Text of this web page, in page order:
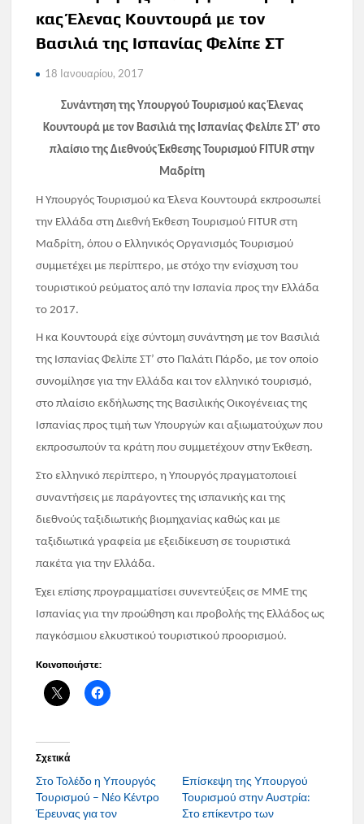
κας Έλενας Κουντουρά με τον
Βασιλιά της Ισπανίας Φελίπε ΣΤ
18 Ιανουαρίου, 2017
Συνάντηση της Υπουργού Τουρισμού κας Έλενας
Κουντουρά με τον Βασιλιά της Ισπανίας Φελίπε ΣΤ’ στο
πλαίσιο της Διεθνούς Έκθεσης Τουρισμού FITURστην
Μαδρίτη
H Υπουργός Τουρισμού κα Έλενα Κουντουρά εκπροσωπεί
την Ελλάδα στη Διεθνή Έκθεση Τουρισμού FITUR στη
Μαδρίτη, όπου ο Ελληνικός Οργανισμός Τουρισμού
συμμετέχει με περίπτερο, με στόχο την ενίσχυση του
τουριστικού ρεύματος από την Ισπανία προς την Ελλάδα
το 2017.
Η κα Κουντουρά είχε σύντομη συνάντηση με τον Βασιλιά
της Ισπανίας Φελίπε ΣΤ’ στο Παλάτι Πάρδο, με τον οποίο
συνομίλησε για την Ελλάδα και τον ελληνικό τουρισμό,
στο πλαίσιο εκδήλωσης της Βασιλικής Οικογένειας της
Ισπανίας προς τιμή των Υπουργών και αξιωματούχων που
εκπροσωπούν τα κράτη που συμμετέχουν στην Έκθεση.
Στο ελληνικό περίπτερο, η Υπουργός πραγματοποιεί
συναντήσεις με παράγοντες της ισπανικής και της
διεθνούς ταξιδιωτικής βιομηχανίας καθώς και με
ταξιδιωτικά γραφεία με εξειδίκευση σε τουριστικά
πακέτα για την Ελλάδα.
Έχει επίσης προγραμματίσει συνεντεύξεις σε ΜΜΕ της
Ισπανίας για την προώθηση και προβολής της Ελλάδος ως
παγκόσμιου ελκυστικού τουριστικού προορισμού.
Κοινοποιήστε:
Σχετικά
Στο Τολέδο η Υπουργός
Τουρισμού – Νέο Κέντρο
Έρευνας για τον
Επίσκεψη της Υπουργού
Τουρισμού στην Αυστρία:
Στο επίκεντρο των